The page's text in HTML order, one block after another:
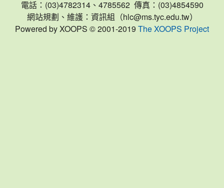
電話：(03)4782314、4785562 傳真：(03)4854590
網站規劃、維護：資訊組（hlc@ms.tyc.edu.tw）
Powered by XOOPS © 2001-2019 The XOOPS Project